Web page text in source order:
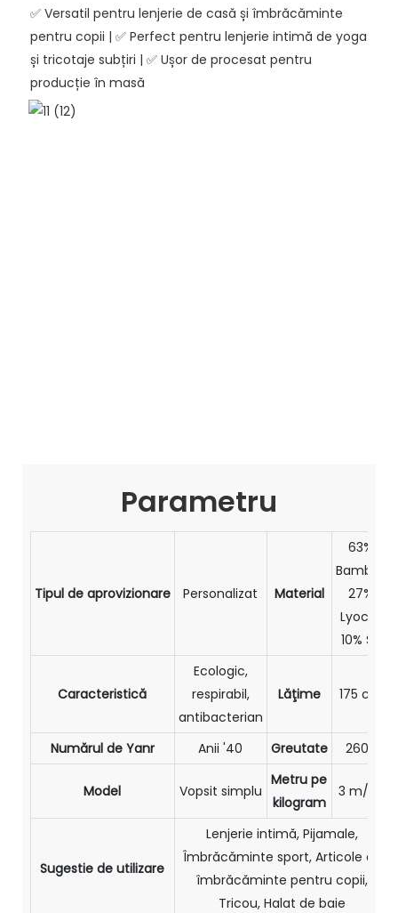
✅ Versatil pentru lenjerie de casă și îmbrăcăminte
pentru copii | ✅ Perfect pentru lenjerie intimă de yoga
și tricotaje subțiri | ✅ Ușor de procesat pentru
producție în masă
Parametru
Tipul de aprovizionare Personalizat Material
63%
Bambus
27%
Lyocell
10% Sp
Caracteristică
Ecologic,
respirabil,
antibacterian
Lăţime 175 cm
Numărul de Yanr Anii '40 Greutate 260g
Model Vopsit simplu
Metru pe
kilogram
3 m/kg
Sugestie de utilizare
Lenjerie intimă, Pijamale,
Îmbrăcăminte sport, Articole de
îmbrăcăminte pentru copii,
Tricou, Halat de baie